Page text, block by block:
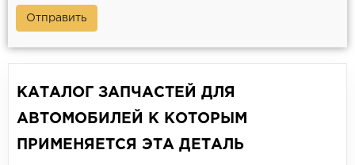
Отправить
КАТАЛОГ ЗАПЧАСТЕЙ ДЛЯ
АВТОМОБИЛЕЙ К КОТОРЫМ
ПРИМЕНЯЕТСЯ ЭТА ДЕТАЛЬ